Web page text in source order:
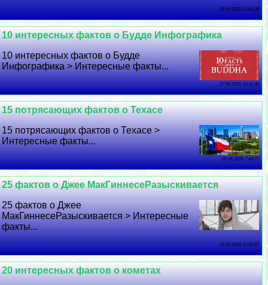
28 06 2026 12:40:38
10 интересных фактов о Будде Инфографика
10 интересных фактов о Будде
Инфографика > Интересные факты...
27 06 2026 10:16:40
15 потрясающих фактов о Техасе
15 потрясающих фактов о Техасе >
Интересные факты...
26 06 2026 7:44:27
25 фактов о Джее МакГиннесеРазыскивается
25 фактов о Джее
МакГиннесеРазыскивается > Интересные
факты...
25 06 2026 17:50:57
20 интересных фактов о кометах